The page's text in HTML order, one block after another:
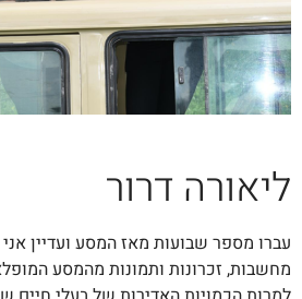
ליאורה דרור
עברו מספר שבועות מאז המסע ועדיין
מחשבות, זכרונות ותמונות מהמסע